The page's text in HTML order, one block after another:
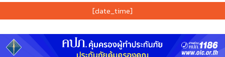
[date_time]